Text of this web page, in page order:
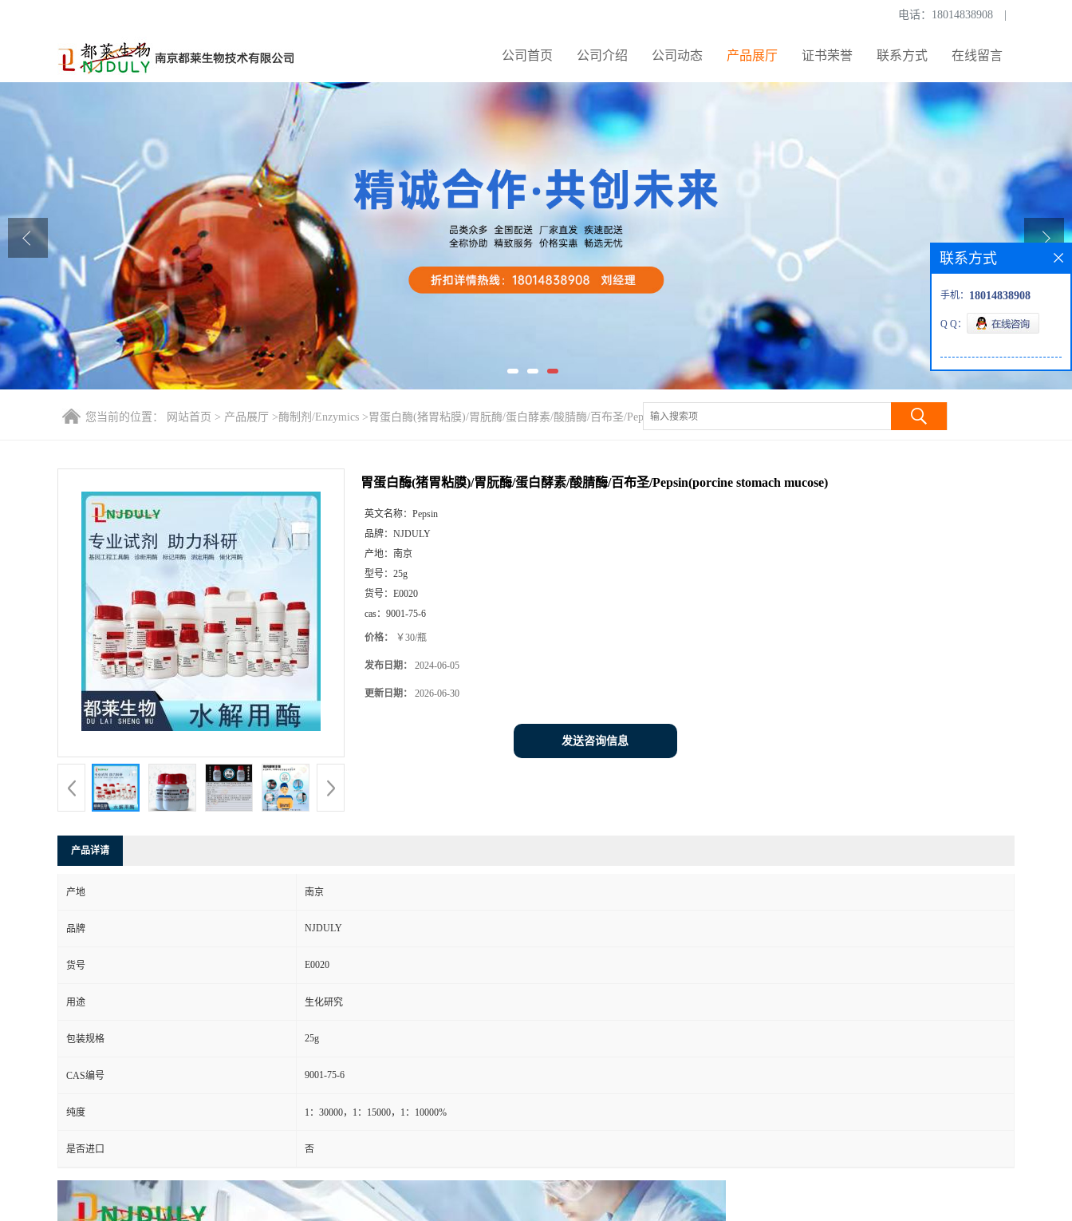
电话： 18014838908
公司首页 公司介绍 公司动态 产品展厅 证书荣誉 联系方式 在线留言
公司首页
公司动态
产品展厅
证书荣誉
联系方式
在线留言
您当前的位置： 网站首页 > 产品展厅 >酶制剂/Enzymics >胃蛋白酶(猪胃粘膜)/胃朊酶/蛋白酵素/酸腈酶/百布圣/Pepsin(porcine stomach mucose)
胃蛋白酶(猪胃粘膜)/胃朊酶/蛋白酵素/酸腈酶/百布圣/Pepsin(porcine stomach mucose)
英文名称： Pepsin
品牌： NJDULY
产地： 南京
型号： 25g
货号： E0020
cas： 9001-75-6
价格： ￥30/瓶
发布日期： 2024-06-05
更新日期： 2026-06-30
发送咨询信息
产品详请
产地 南京
品牌 NJDULY
货号 E0020
用途 生化研究
包装规格 25g
CAS编号 9001-75-6
纯度 1：30000，1：15000，1：10000%
是否进口 否
联系方式
手机： 18014838908
Q Q：